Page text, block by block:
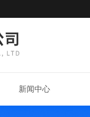
新闻中心